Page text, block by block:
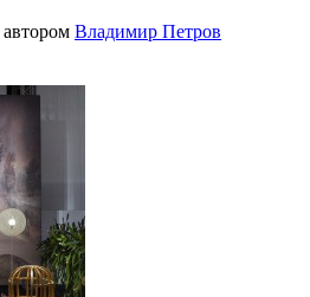
автором Владимир Петров